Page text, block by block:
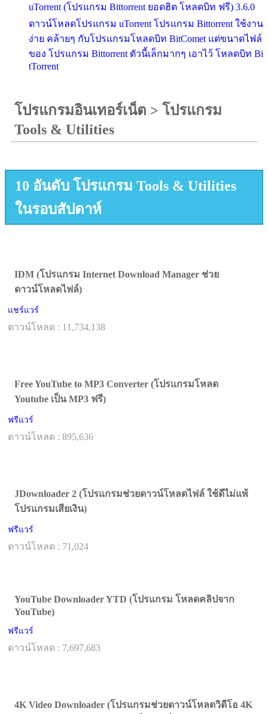
uTorrent (โปรแกรม Bittorrent ยอดฮิต โหลดบิท ฟรี) 3.6.0
ดาวน์โหลดโปรแกรม uTorrent โปรแกรม Bittorrent ใช้งาน
ง่าย คล้ายๆ กับโปรแกรมโหลดบิท BitComet แต่ขนาดไฟล์
ของ โปรแกรม Bittorrent ตัวนี้เล็กมากๆ เอาไว้ โหลดบิท Bi
tTorrent
โปรแกรมอินเทอร์เน็ต > โปรแกรม
Tools & Utilities
10 อันดับ โปรแกรม Tools & Utilities
ในรอบสัปดาห์
IDM (โปรแกรม Internet Download Manager ช่วย
ดาวน์โหลดไฟล์)
แชร์แวร์
ดาวน์โหลด : 11,734,138
Free YouTube to MP3 Converter (โปรแกรมโหลด
Youtube เป็น MP3 ฟรี)
ฟรีแวร์
ดาวน์โหลด : 895,636
JDownloader 2 (โปรแกรมช่วยดาวน์โหลดไฟล์ ใช้ดีไม่แพ้
โปรแกรมเสียเงิน)
ฟรีแวร์
ดาวน์โหลด : 71,024
YouTube Downloader YTD (โปรแกรม โหลดคลิปจาก
YouTube)
ฟรีแวร์
ดาวน์โหลด : 7,697,683
4K Video Downloader (โปรแกรมช่วยดาวน์โหลดวิดีโอ 4K